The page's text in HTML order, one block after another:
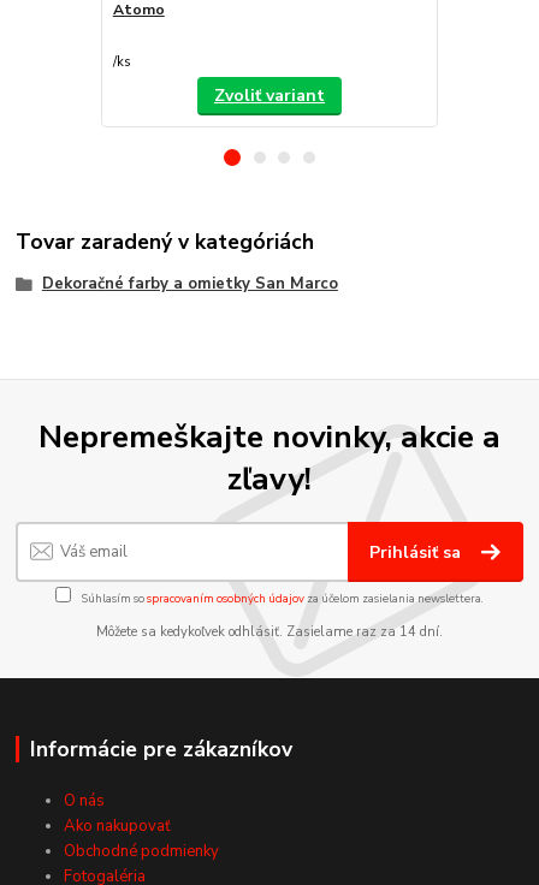
Atomo
/ks
Zvoliť variant
Tovar zaradený v kategóriách
Dekoračné farby a omietky San Marco
Nepremeškajte novinky, akcie a
zľavy!
Prihlásiť sa
Súhlasím sospracovaním osobných údajov za účelom zasielania newslettera.
Môžete sa kedykoľvek odhlásiť. Zasielame raz za 14 dní.
Informácie pre zákazníkov
O nás
Ako nakupovať
Obchodné podmienky
Fotogaléria